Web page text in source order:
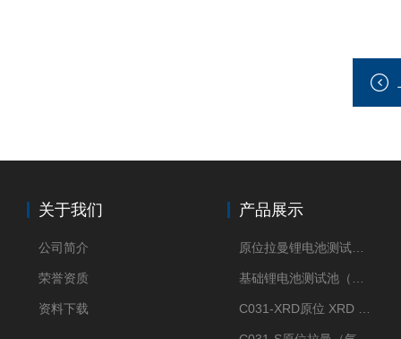
关于我们
公司简介
荣誉资质
资料下载
产品展示